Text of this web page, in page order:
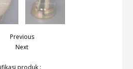
Previous
Next
produk :